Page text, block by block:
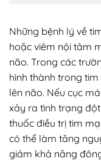
Những bệnh lý về
hoặc viêm nội tâm
não. Trong các
hình thành trong
lên não. Nếu cục
xảy ra tình trạng
thuốc điều trị tim
có thể làm tăng
giảm khả năng